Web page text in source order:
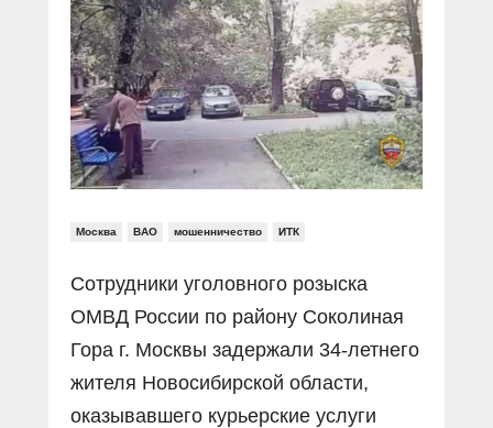
Социальные ролики
Документальные фильмы
Прямой разговор
В знании сила
Специальный репортаж
КиберПОСТОВОЙ
Газета «Щит и меч»
Журнал «Полиция России»
О ПОРТАЛЕ
Контакты
Вакансии
Москва ВАО мошенничество ИТК
Сотрудники уголовного розыска
ОМВД России по району Соколиная
Гора г. Москвы задержали 34-летнего
жителя Новосибирской области,
оказывавшего курьерские услуги